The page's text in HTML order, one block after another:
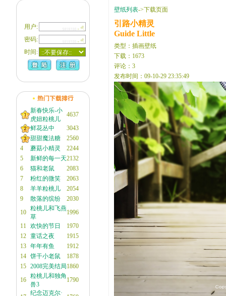
用户:
密码:
时间:
新春快乐-小
虎妞粒桃儿
4637
鲜花丛中
3043
甜甜魔法糖
2560
4
蘑菇小精灵
2244
5
新鲜的每一天2132
6
猫和老鼠
2083
7
粉红的微笑
2063
8
羊羊粒桃儿
2054
9
散落的缤纷
2030
10
粒桃儿和飞燕
草
1996
11
欢快的节日
1970
12 童话之夜
1915
13 年年有鱼
1912
14 饼干小老鼠
1878
15 2008完美结局1860
16
粒桃儿和独角
兽3
1790
纪念迈克尔·
壁纸列表->下载页面
引路小精灵
Guide Little
类型：插画壁纸
下载：1673
评论：3
发布时间：09-10-29 23:35:49